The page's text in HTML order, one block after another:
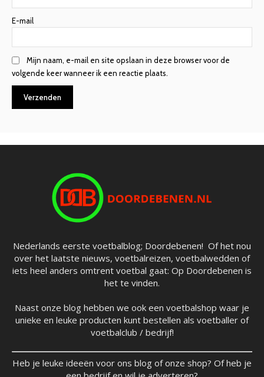
E-mail
Mijn naam, e-mail en site opslaan in deze browser voor de
volgende keer wanneer ik een reactie plaats.
Nederlands eerste voetbalblog; Doordebenen! Of het nou
over het laatste nieuws, voetbalreizen, voetbalwedden of
iets heel anders omtrent voetbal gaat: Op Doordebenen is
het te vinden.
Naast onze blog hebben we ook een voetbalshop waar je
unieke en leuke producten kunt bestellen als voetballer of
voetbalclub / bedrijf!
Heb je leuke ideeën voor ons blog of onze shop? Of heb je